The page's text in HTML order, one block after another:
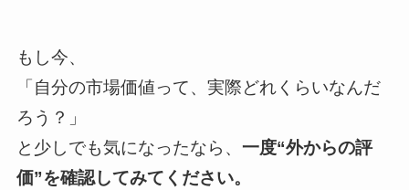
もし今、
「自分の市場価値って、実際どれくらいなんだ
ろう？」
と少しでも気になったなら、 一度“外からの評
価”を確認してみてください。